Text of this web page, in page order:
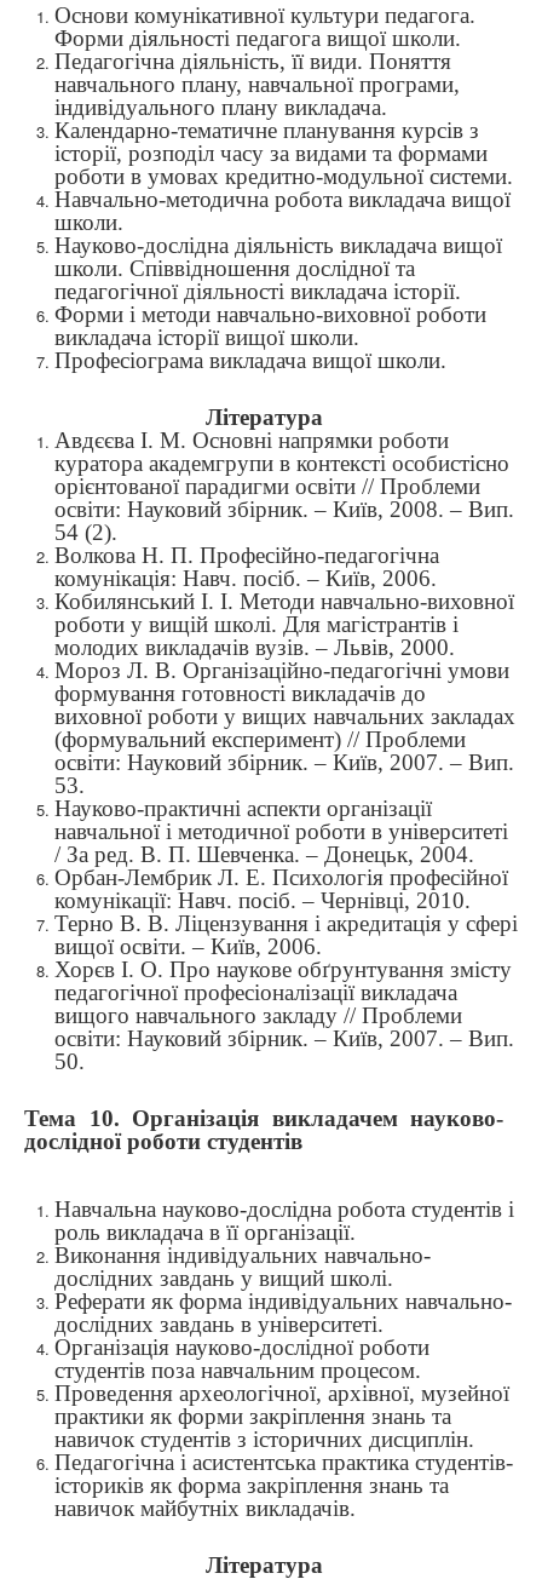
Основи комунікативної культури педагога.
Форми діяльності педагога вищої школи.
Педагогічна діяльність, її види. Поняття
навчального плану, навчальної програми,
індивідуального плану викладача.
Календарно-тематичне планування курсів з
історії, розподіл часу за видами та формами
роботи в умовах кредитно-модульної системи.
Навчально-методична робота викладача вищої
школи.
Науково-дослідна діяльність викладача вищої
школи. Співвідношення дослідної та
педагогічної діяльності викладача історії.
Форми і методи навчально-виховної роботи
викладача історії вищої школи.
Професіограма викладача вищої школи.
Література
Авдєєва І. М. Основні напрямки роботи
куратора академгрупи в контексті особистісно
орієнтованої парадигми освіти // Проблеми
освіти: Науковий збірник. – Київ, 2008. – Вип.
54 (2).
Волкова Н. П. Професійно-педагогічна
комунікація: Навч. посіб. – Київ, 2006.
Кобилянський І. І. Методи навчально-виховної
роботи у вищій школі. Для магістрантів і
молодих викладачів вузів. – Львів, 2000.
Мороз Л. В. Організаційно-педагогічні умови
формування готовності викладачів до
виховної роботи у вищих навчальних закладах
(формувальний експеримент) // Проблеми
освіти: Науковий збірник. – Київ, 2007. – Вип.
53.
Науково-практичні аспекти організації
навчальної і методичної роботи в університеті
/ За ред. В. П. Шевченка. – Донецьк, 2004.
Орбан-Лембрик Л. Е. Психологія професійної
комунікації: Навч. посіб. – Чернівці, 2010.
Терно В. В. Ліцензування і акредитація у сфері
вищої освіти. – Київ, 2006.
Хорєв І. О. Про наукове обґрунтування змісту
педагогічної професіоналізації викладача
вищого навчального закладу // Проблеми
освіти: Науковий збірник. – Київ, 2007. – Вип.
50.
Тема 10. Організація викладачем науково-
дослідної роботи студентів
Навчальна науково-дослідна робота студентів і
роль викладача в її організації.
Виконання індивідуальних навчально-
дослідних завдань у вищий школі.
Реферати як форма індивідуальних навчально-
дослідних завдань в університеті.
Організація науково-дослідної роботи
студентів поза навчальним процесом.
Проведення археологічної, архівної, музейної
практики як форми закріплення знань та
навичок студентів з історичних дисциплін.
Педагогічна і асистентська практика студентів-
істориків як форма закріплення знань та
навичок майбутніх викладачів.
Література